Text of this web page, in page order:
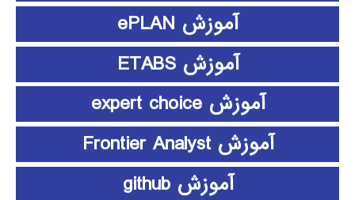
آموزش ePLAN
آموزش ETABS
آموزش expert choice
آموزش Frontier Analyst
آموزش github